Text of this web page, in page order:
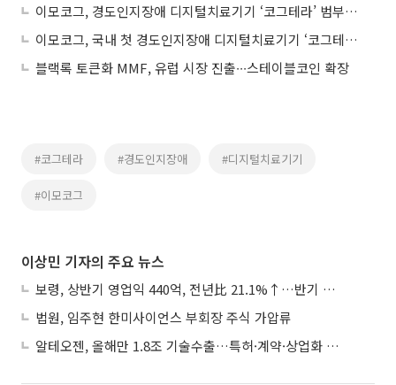
이모코그, 경도인지장애 디지털치료기기 ‘코그테라’ 범부처 어워즈 수상
이모코그, 국내 첫 경도인지장애 디지털치료기기 ‘코그테라’ 병원 처방 개시
블랙록 토큰화 MMF, 유럽 시장 진출∙∙∙스테이블코인 확장
#코그테라 #경도인지장애 #디지털치료기기
#이모코그
이상민 기자의 주요 뉴스
보령, 상반기 영업익 440억, 전년比 21.1%↑…반기 역대 최대
법원, 임주현 한미사이언스 부회장 주식 가압류
알테오젠, 올해만 1.8조 기술수출…특허·계약·상업화 ‘삼박자’